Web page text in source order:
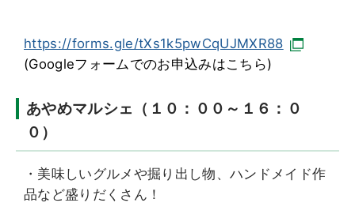
https://forms.gle/tXs1k5pwCqUJMXR88
(Googleフォームでのお申込みはこちら)
あやめマルシェ（１０：００～１６：０
０）
・美味しいグルメや掘り出し物、ハンドメイド作
品など盛りだくさん！